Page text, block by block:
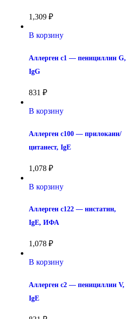
1,309 ₽
В корзину
Аллерген c1 — пенициллин G,
IgG
831 ₽
В корзину
Аллерген c100 — прилокаин/
цитанест, IgE
1,078 ₽
В корзину
Аллерген c122 — нистатин,
IgE, ИФА
1,078 ₽
В корзину
Аллерген c2 — пенициллин V,
IgE